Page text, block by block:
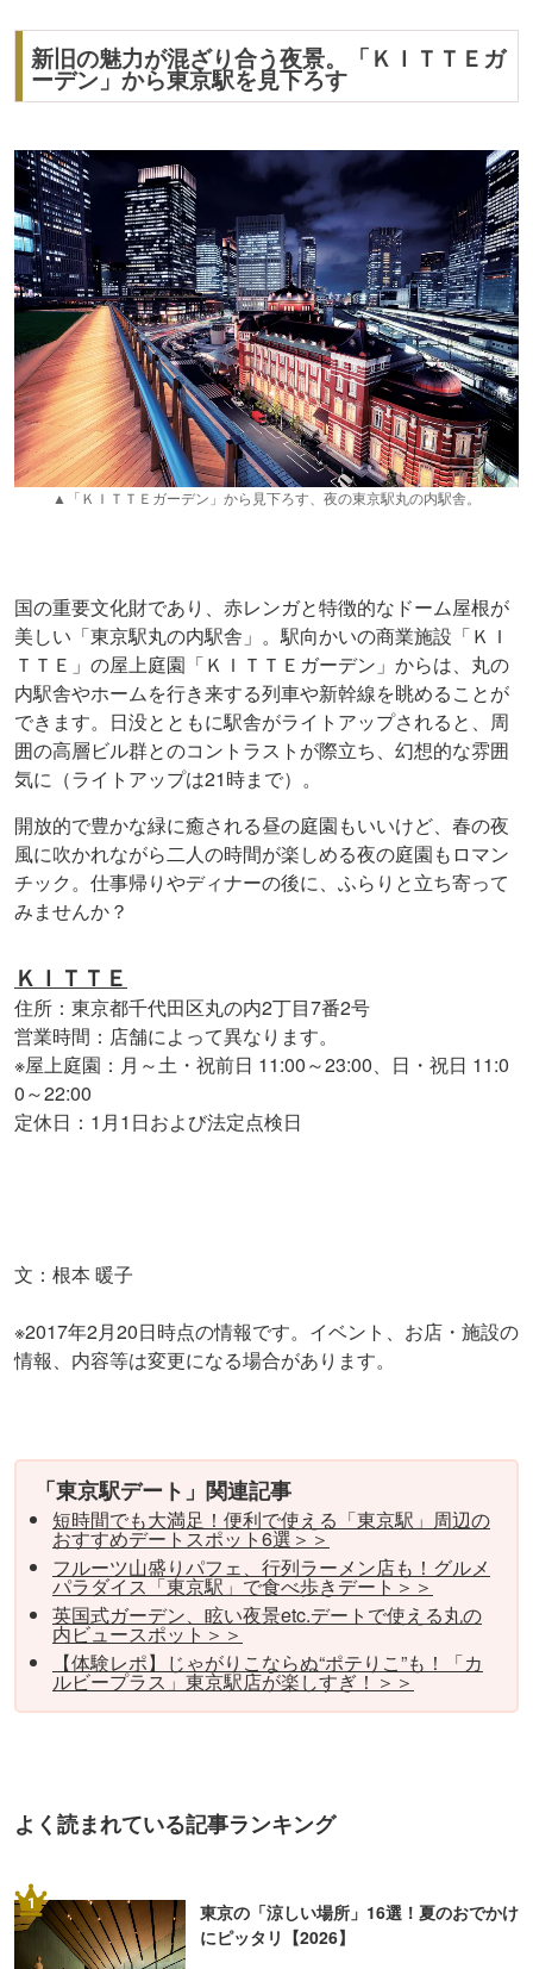
新旧の魅力が混ざり合う夜景。「ＫＩＴＴＥガ
ーデン」から東京駅を見下ろす
▲「ＫＩＴＴＥガーデン」から見下ろす、夜の東京駅丸の内駅舎。
国の重要文化財であり、赤レンガと特徴的なドーム屋根が
美しい「東京駅丸の内駅舎」。駅向かいの商業施設「ＫＩ
ＴＴＥ」の屋上庭園「ＫＩＴＴＥガーデン」からは、丸の
内駅舎やホームを行き来する列車や新幹線を眺めることが
できます。日没とともに駅舎がライトアップされると、周
囲の高層ビル群とのコントラストが際立ち、幻想的な雰囲
気に（ライトアップは21時まで）。
開放的で豊かな緑に癒される昼の庭園もいいけど、春の夜
風に吹かれながら二人の時間が楽しめる夜の庭園もロマン
チック。仕事帰りやディナーの後に、ふらりと立ち寄って
みませんか？
ＫＩＴＴＥ
住所：東京都千代田区丸の内2丁目7番2号
営業時間：店舗によって異なります。
※屋上庭園：月～土・祝前日 11:00～23:00、日・祝日 11:0
0～22:00
定休日：1月1日および法定点検日
文：根本 暖子
※2017年2月20日時点の情報です。イベント、お店・施設の
情報、内容等は変更になる場合があります。
「東京駅デート」関連記事
短時間でも大満足！便利で使える「東京駅」周辺の
おすすめデートスポット6選＞＞
フルーツ山盛りパフェ、行列ラーメン店も！グルメ
パラダイス「東京駅」で食べ歩きデート＞＞
英国式ガーデン、眩い夜景etc.デートで使える丸の
内ビュースポット＞＞
【体験レポ】じゃがりこならぬ“ポテりこ”も！「カ
ルビープラス」東京駅店が楽しすぎ！＞＞
よく読まれている記事ランキング
1
東京の「涼しい場所」16選！夏のおでかけ
にピッタリ【2026】